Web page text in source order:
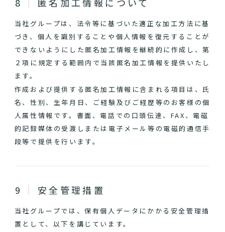
当社グループは、法令等に基づいた適正な加工方法に基
づき、個人を識別することや個人情報を復元することが
できないようにした匿名加工情報を継続的に作成し、第
２項に規定する範囲内で当該匿名加工情報を提供いたし
ます。
作成および提供する匿名加工情報に含まれる項目は、氏
名、性別、生年月日、ご経験及びご経歴等のお客様の個
人属性情報です。書面、電話での口頭伝達、FAX、電磁
的記録媒体の受渡しまたは電子メール等の電磁的通信手
段等で提供を行います。
安全管理措置
当社グループでは、保有個人データにかかる安全管理措
置として、以下を講じています。